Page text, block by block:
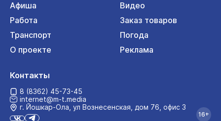
Афиша
Видео
Работа
Заказ товаров
Транспорт
Погода
О проекте
Реклама
Контакты
8 (8362) 45-73-45
internet@m-t.media
г. Йошкар‑Ола, ул Вознесенская, дом 76, офис 3
16+